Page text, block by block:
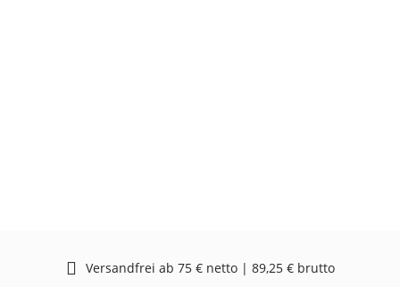
Versandfrei ab 75 € netto | 89,25 € brutto